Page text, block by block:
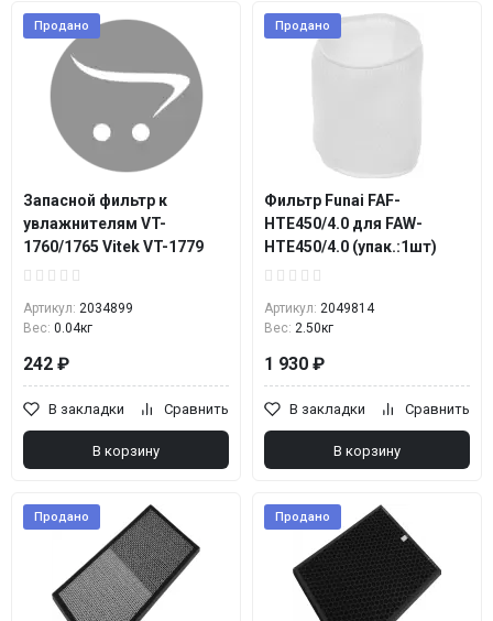
Продано
Запасной фильтр к
увлажнителям VT-
1760/1765 Vitek VT-1779
Артикул: 2034899
Вес: 0.04кг
242 ₽
В закладки Сравнить
В корзину
Продано
Фильтр Funai FAF-
HTE450/4.0 для FAW-
HTE450/4.0 (упак.:1шт)
Артикул: 2049814
Вес: 2.50кг
1 930 ₽
В закладки Сравнить
В корзину
Продано Продано